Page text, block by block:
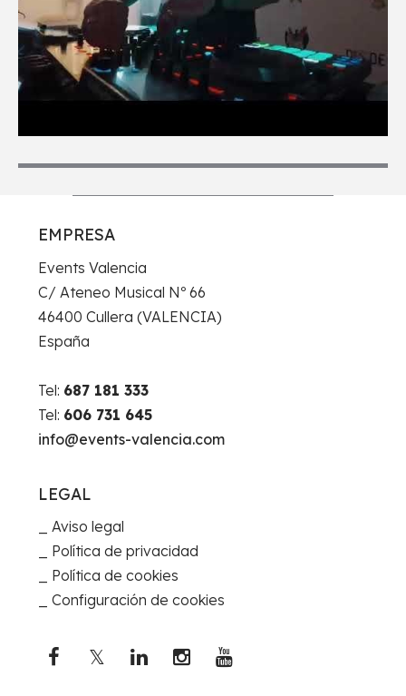
EMPRESA
Events Valencia
C/ Ateneo Musical Nº 66
46400 Cullera (VALENCIA)
España
Tel: 687 181 333
Tel: 606 731 645
info@events-valencia.com
LEGAL
Aviso legal
Política de privacidad
Política de cookies
Configuración de cookies